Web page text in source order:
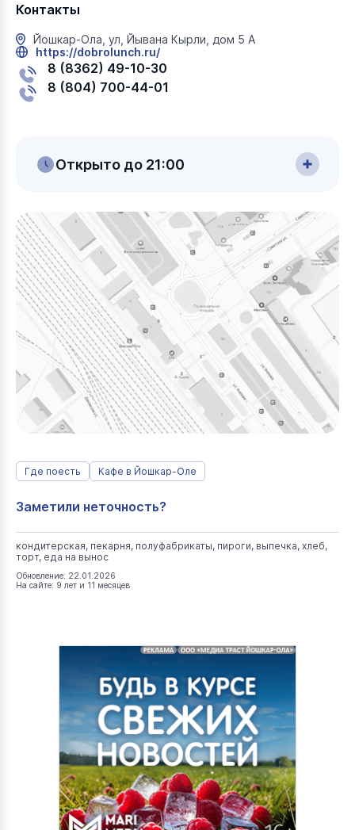
Контакты
Йошкар-Ола, ул, Йывана Кырли, дом 5 А
https://dobrolunch.ru/
8 (8362) 49-10-30
8 (804) 700-44-01
Открыто до 21:00
Где поесть Кафе в Йошкар-Оле
Заметили неточность?
кондитерская, пекарня, полуфабрикаты, пироги, выпечка, хлеб,
торт, еда на вынос
Обновление: 22.01.2026
На сайте: 9 лет и 11 месяцев